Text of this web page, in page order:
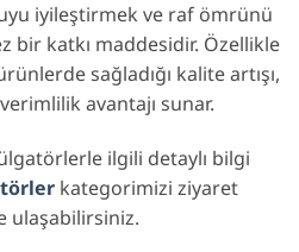
iyileştirmek ve raf ömrünü
bir katkı maddesidir. Özellikle
sağladığı kalite artışı,
avantajı sunar.
ilgili detaylı bilgi
kategorimizi ziyaret
ulaşabilirsiniz.